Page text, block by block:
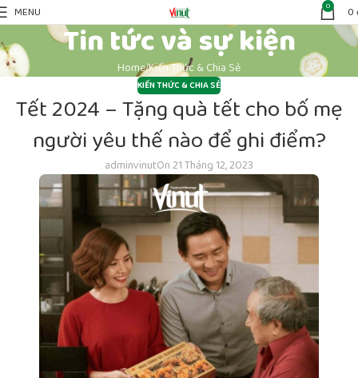
MENU 0 0
Tin tức và sự kiện
HomeKiến Thức & Chia Sẻ
KIẾN THỨC & CHIA SẺ
Tết 2024 – Tặng quà tết cho bố mẹ
người yêu thế nào để ghi điểm?
adminvinutOn 21 Tháng 12, 2023